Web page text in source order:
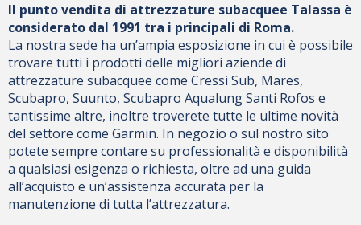
Il punto vendita di attrezzature subacquee Talassa è
considerato dal 1991 tra i principali di Roma.
La nostra sede ha un’ampia esposizione in cui è possibile
trovare tutti i prodotti delle migliori aziende di
attrezzature subacquee come Cressi Sub, Mares,
Scubapro, Suunto, Scubapro Aqualung Santi Rofos e
tantissime altre, inoltre troverete tutte le ultime novità
del settore come Garmin. In negozio o sul nostro sito
potete sempre contare su professionalità e disponibilità
a qualsiasi esigenza o richiesta, oltre ad una guida
all’acquisto e un’assistenza accurata per la
manutenzione di tutta l’attrezzatura.